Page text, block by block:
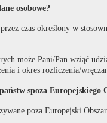
osobowe?
czas określony w
może Pani/Pan wziąć
i okres rozliczenia/
spoza Europejskiego
poza Europejski